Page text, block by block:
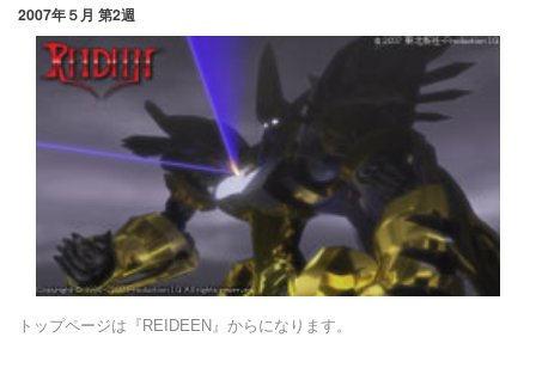
2007年５月 第2週
トップページは『REIDEEN』からになります。